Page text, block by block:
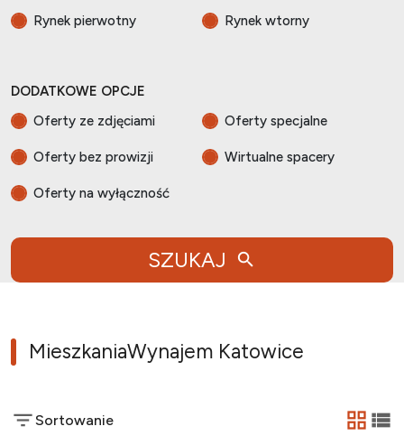
Rynek pierwotny
Rynek wtorny
DODATKOWE OPCJE
Oferty ze zdjęciami
Oferty specjalne
Oferty bez prowizji Wirtualne spacery
Oferty na wyłączność
SZUKAJ
MieszkaniaWynajem Katowice
Sortowanie
tabela